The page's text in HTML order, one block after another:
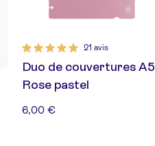
21 avis
Duo de couvertures A5
Rose pastel
6,00 €